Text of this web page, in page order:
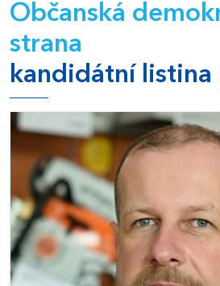
Občanská
strana
kandidátní listina